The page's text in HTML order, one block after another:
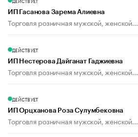
ИП Гасанова Зарема Алиевна
Торговля розничная мужской, женской...
ДЕЙСТВУЕТ
ИП Нестерова Дайганат Гаджиевна
Торговля розничная мужской, женской...
ДЕЙСТВУЕТ
ИП Орцханова Роза Сулумбековна
Торговля розничная мужской, женской...